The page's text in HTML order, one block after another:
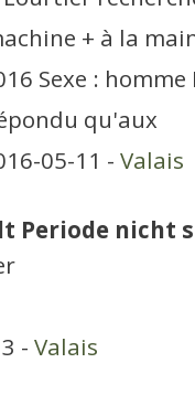
+ à la
Sexe :
qu'aux
05-11 - Valais
Periode nicht
- Valais